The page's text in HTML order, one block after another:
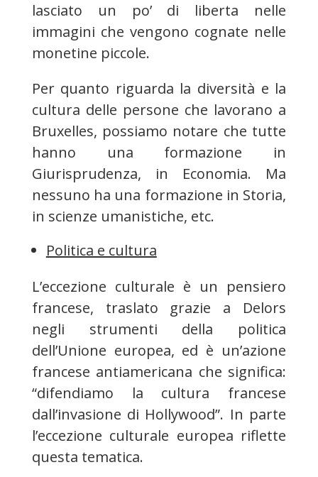
lasciato un po’ di liberta nelle
immagini che vengono cognate nelle
monetine piccole.
Per quanto riguarda la diversità e la
cultura delle persone che lavorano a
Bruxelles, possiamo notare che tutte
hanno una formazione in
Giurisprudenza, in Economia. Ma
nessuno ha una formazione in Storia,
in scienze umanistiche, etc.
Politica e cultura
L’eccezione culturale è un pensiero
francese, traslato grazie a Delors
negli strumenti della politica
dell’Unione europea, ed è un’azione
francese antiamericana che significa:
“difendiamo la cultura francese
dall’invasione di Hollywood”. In parte
l’eccezione culturale europea riflette
questa tematica.